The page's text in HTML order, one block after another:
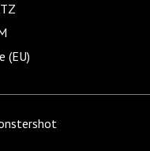
(EU)